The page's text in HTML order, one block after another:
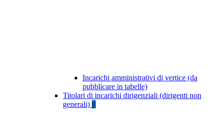
Incarichi amministrativi di vertice (da
pubblicare in tabelle)
Titolari di incarichi dirigenziali (dirigenti non
generali) 8